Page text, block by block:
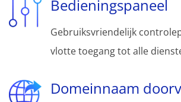
Bedieningspaneel
Gebruiksvriendelijk
vlotte toegang tot alle
Domeinnaam